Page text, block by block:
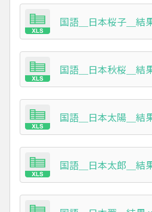
国語＿日本桜子＿結
国語＿日本秋桜＿結
国語＿日本太陽＿結
国語＿日本太郎＿結